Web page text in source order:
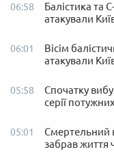
06:58
Балістика та
атакували
06:01
Вісім
атакували
05:58
Спочатку
серії
05:01
Смертельний
забрав життя